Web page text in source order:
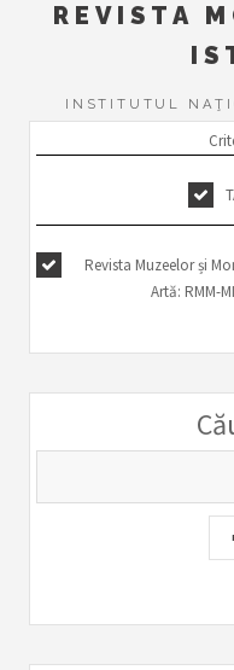
REVISTA
INSTITUTUL
Revista Muzeelor și
Artă: RMM-